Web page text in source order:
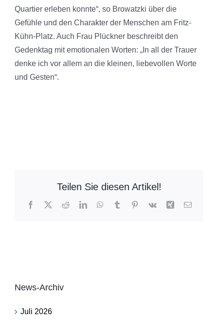
Quartier erleben konnte“, so Browatzki über die
Gefühle und den Charakter der Menschen am Fritz-
Kühn-Platz. Auch Frau Plückner beschreibt den
Gedenktag mit emotionalen Worten: „In all der Trauer
denke ich vor allem an die kleinen, liebevollen Worte
und Gesten“.
Teilen Sie diesen Artikel!
Facebook
X RedditLinkedInWhatsApp
TumblrPinterest
Vk Xing E-
News-Archiv
Juli 2026